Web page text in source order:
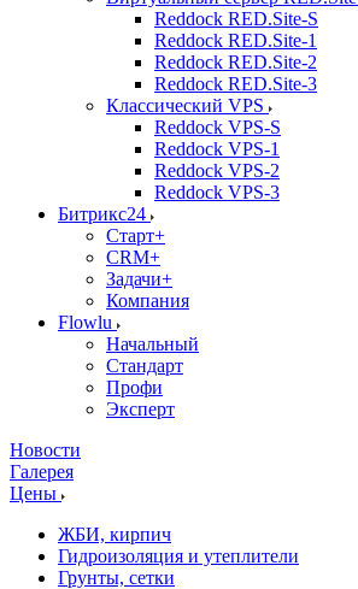
Reddock RED.Site-S
Reddock RED.Site-1
Reddock RED.Site-2
Reddock RED.Site-3
Классический VPS
Reddock VPS-S
Reddock VPS-1
Reddock VPS-2
Reddock VPS-3
Битрикс24
Старт+
CRM+
Задачи+
Компания
Flowlu
Начальный
Стандарт
Профи
Эксперт
Новости
Галерея
Цены
ЖБИ, кирпич
Гидроизоляция и утеплители
Грунты, сетки